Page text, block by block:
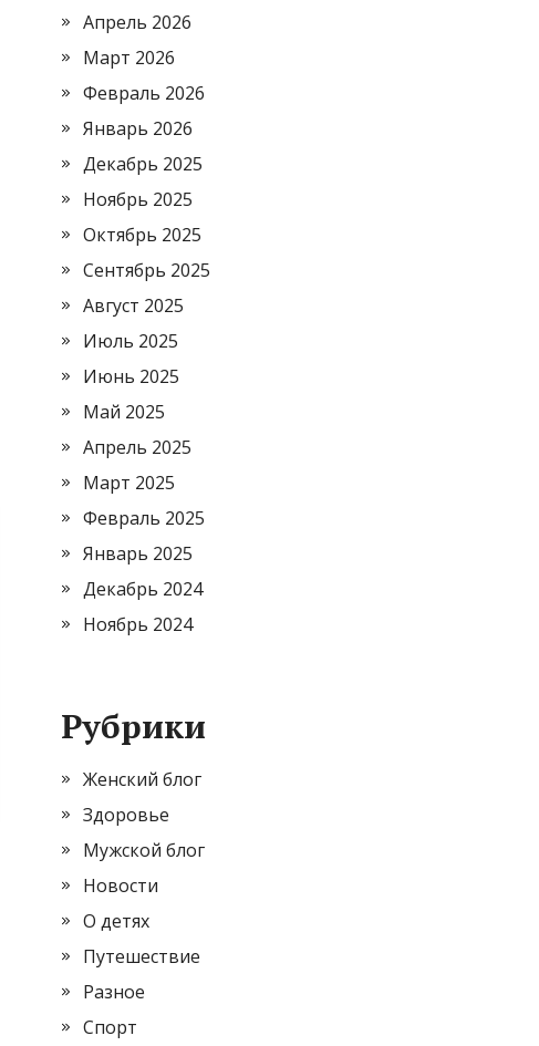
Апрель 2026
Март 2026
Февраль 2026
Январь 2026
Декабрь 2025
Ноябрь 2025
Октябрь 2025
Сентябрь 2025
Август 2025
Июль 2025
Июнь 2025
Май 2025
Апрель 2025
Март 2025
Февраль 2025
Январь 2025
Декабрь 2024
Ноябрь 2024
Рубрики
Женский блог
Здоровье
Мужской блог
Новости
О детях
Путешествие
Разное
Спорт